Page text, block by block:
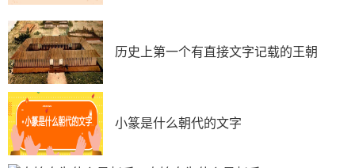
历史上第一个有直接文字记载的王朝
小篆是什么朝代的文字